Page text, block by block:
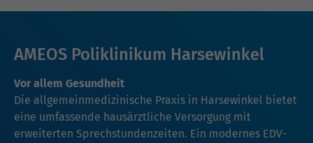
AMEOS Poliklinikum Harsewinkel
Vor allem Gesundheit
Die allgemeinmedizinische Praxis in Harsewinkel bietet
eine umfassende hausärztliche Versorgung mit
erweiterten Sprechstundenzeiten. Ein modernes EDV-